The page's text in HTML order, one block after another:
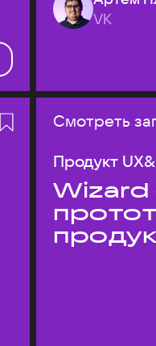
VK
Смотреть
Продукт
Wizard